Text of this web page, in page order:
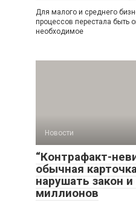
Для малого и среднего
процессов перестала быть
необходимое
Новости
“Контрафакт-
обычная
нарушать закон
миллионов